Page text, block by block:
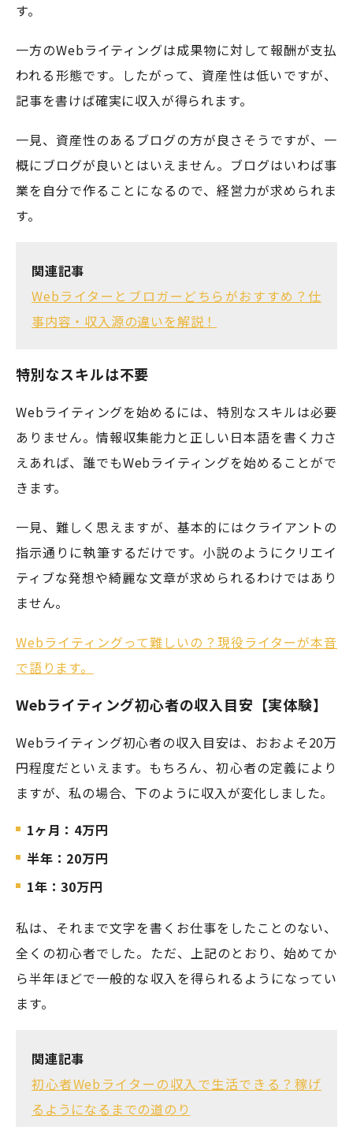
す。
一方のWebライティングは成果物に対して報酬が支払
われる形態です。したがって、資産性は低いですが、
記事を書けば確実に収入が得られます。
一見、資産性のあるブログの方が良さそうですが、一
概にブログが良いとはいえません。ブログはいわば事
業を自分で作ることになるので、経営力が求められま
す。
関連記事
Webライターとブロガーどちらがおすすめ？仕
事内容・収入源の違いを解説！
特別なスキルは不要
Webライティングを始めるには、特別なスキルは必要
ありません。情報収集能力と正しい日本語を書く力さ
えあれば、誰でもWebライティングを始めることがで
きます。
一見、難しく思えますが、基本的にはクライアントの
指示通りに執筆するだけです。小説のようにクリエイ
ティブな発想や綺麗な文章が求められるわけではあり
ません。
Webライティングって難しいの？現役ライターが本音
で語ります。
Webライティング初心者の収入目安【実体験】
Webライティング初心者の収入目安は、おおよそ20万
円程度だといえます。もちろん、初心者の定義により
ますが、私の場合、下のように収入が変化しました。
1ヶ月：4万円
半年：20万円
1年：30万円
私は、それまで文字を書くお仕事をしたことのない、
全くの初心者でした。ただ、上記のとおり、始めてか
ら半年ほどで一般的な収入を得られるようになってい
ます。
関連記事
初心者Webライターの収入で生活できる？稼げ
るようになるまでの道のり